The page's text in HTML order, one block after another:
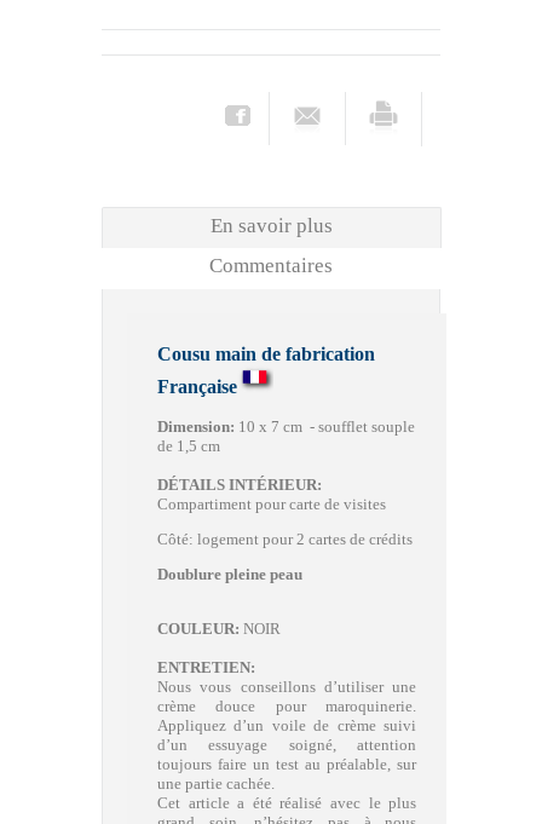
En savoir plus
Commentaires
Cousu main de fabrication
Française
Dimension: 10 x 7 cm - soufflet souple
de 1,5 cm
DÉTAILS INTÉRIEUR:
Compartiment pour carte de visites
Côté: logement pour 2 cartes de crédits
Doublure pleine peau
COULEUR: NOIR
ENTRETIEN:
Nous vous conseillons d’utiliser une
crème douce pour maroquinerie.
Appliquez d’un voile de crème suivi
d’un essuyage soigné, attention
toujours faire un test au préalable, sur
une partie cachée.
Cet article a été réalisé avec le plus